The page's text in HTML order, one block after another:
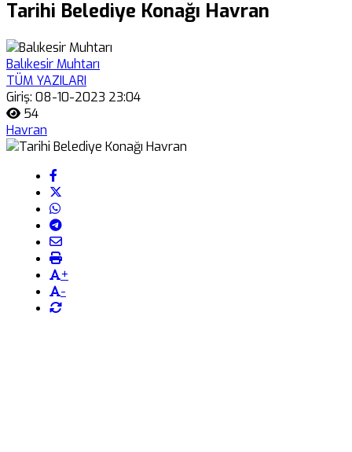
Tarihi Belediye Konağı Havran
Balıkesir Muhtarı
TÜM YAZILARI
Giriş: 08-10-2023 23:04
54
Havran
+
-